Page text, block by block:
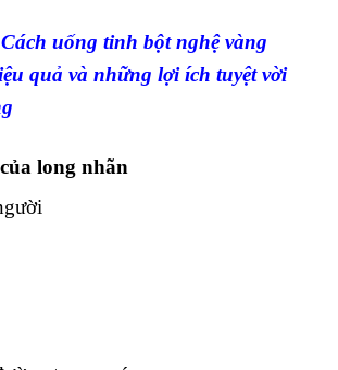
Cách uống tinh bột nghệ vàng
quả và những lợi ích tuyệt vời
long nhãn